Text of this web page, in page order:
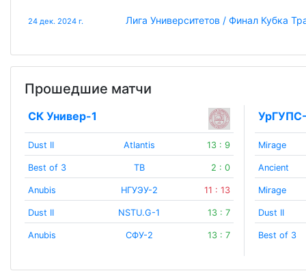
24 дек. 2024 г. Лига Университетов / Финал Кубка
Прошедшие матчи
СК Универ-1
Dust II Atlantis 13 : 9
Best of 3 TB 2 : 0
Anubis НГУЭУ-2 11 : 13
Dust II NSTU.G-1 13 : 7
Anubis СФУ-2 13 : 7
Mirage
Ancient
Mirage
Dust II
Best of 3